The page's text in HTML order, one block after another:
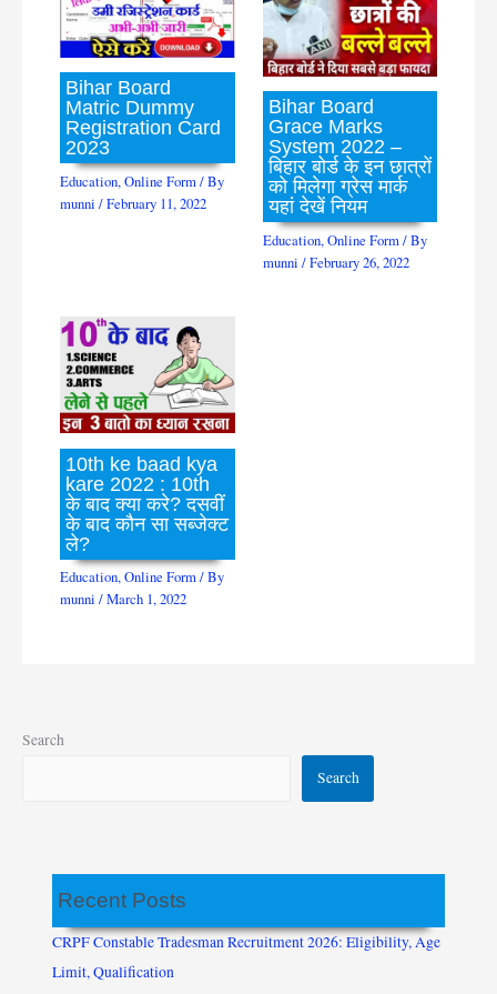
Bihar Board
Matric Dummy
Registration Card
2023
Education,Online Form/ By
munni/February 11, 2022
Bihar Board
Grace Marks
System 2022 –
बिहार बोर्ड के इन छात्रों
को मिलेगा ग्रेस मार्क
यहां देखें नियम
Education,Online Form/ By
munni /February 26, 2022
10th ke baad kya
kare 2022 : 10th
के बाद क्या करे? दसवीं
के बाद कौन सा सब्जेक्ट
ले?
Education,Online Form/ By
munni/March 1, 2022
Search
Search
Recent Posts
CRPF Constable Tradesman Recruitment 2026: Eligibility, Age
Limit, Qualification